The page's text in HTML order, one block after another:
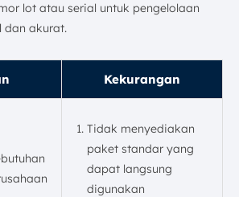
lot atau serial untuk pengelolaan
dan akurat.
Kekurangan
Tidak menyediakan
paket standar yang
dapat langsung
digunakan